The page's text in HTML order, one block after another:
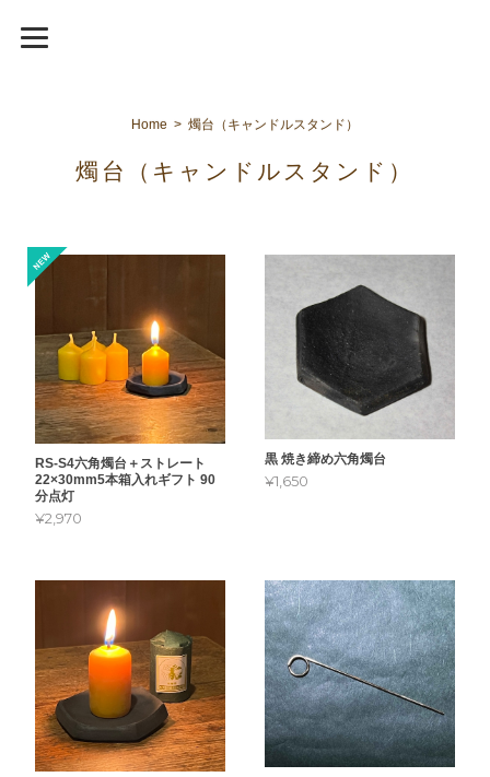
Home 燭台（キャンドルスタンド）
燭台（キャンドルスタンド）
RS-S4六角燭台＋ストレート
22×30mm5本箱入れギフト 90
分点灯
¥2,970
黒 焼き締め六角燭台
¥1,650